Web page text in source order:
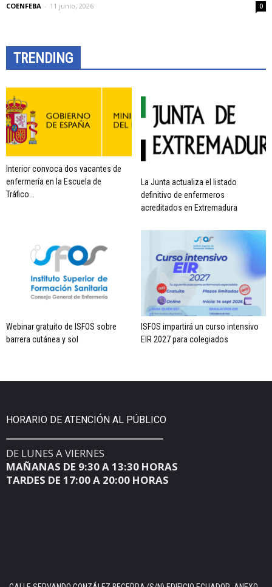
COENFEBA - 11 junio, 2026 0
TRENDING
Interior convoca dos vacantes de
enfermería en la Escuela de
Tráfico...
La Junta actualiza el listado
definitivo de enfermeros
acreditados en Extremadura
Webinar gratuito de ISFOS sobre
barrera cutánea y sol
ISFOS impartirá un curso intensivo
EIR 2027 para colegiados
HORARIO DE ATENCIÓN AL PÚBLICO
DE LUNES A VIERNES
MAÑANAS DE 9:30 A 13:30 HORAS
TARDES DE 17:00 A 20:00 HORAS